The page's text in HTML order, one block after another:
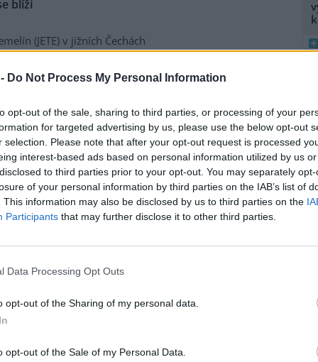
Do Not Process My Personal Information
opt-out of the sale, sharing to third parties, or processing of your
for targeted advertising by us, please use the below opt-out
selection. Please note that after your opt-out request is processed
interest-based ads based on personal information utilized by us
to third parties prior to your opt-out. You may separately
of your personal information by third parties on the IAB’s list of
This information may also be disclosed by us to third parties on the
Participants that may further disclose it to other third parties.
Data Processing Opt Outs
opt-out of the Sharing of my personal data.
opt-out of the Sale of my Personal Data.
blíží
(JETE) v jižních Čechách
dalšími velice důležitými
symetrie zavezení
pak bylo měření
tom informoval Milan
po skončení kongresu
, hodnotí 60 % lidí výroční
(MMF) a Světové banky
v zahraničí. Ve
před kongresem, poklesl
celé akce o 6,6 %.
proti globalizaci z
programu PHARE CBS